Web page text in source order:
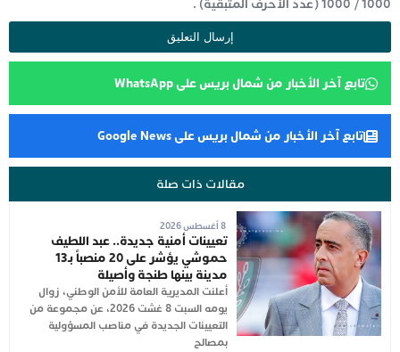
1000
/
1000(عدد الأحرف المتبقية) .
تابع آخر الأخبار من شمال بريس على WhatsApp
تابع آخر الأخبار من شمال بريس على Google News
مقالات ذات صلة
8 أغسطس 2026
تعيينات أمنية جديدة.. عبد اللطيف
حموشي يؤشر على 20 منصباً بـ13
مدينة بينها طنجة وأصيلة
أعلنت المديرية العامة للأمن الوطني، زوال
يومه السبت 8 غشت 2026، عن مجموعة من
التعيينات الجديدة في مناصب المسؤولية
بمصالح